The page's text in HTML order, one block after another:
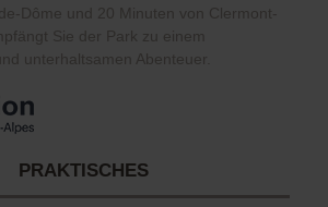
Dôme und 20 Minuten von Clermont-
Sie der Park zu einem
unterhaltsamen Abenteuer.
PRAKTISCHES